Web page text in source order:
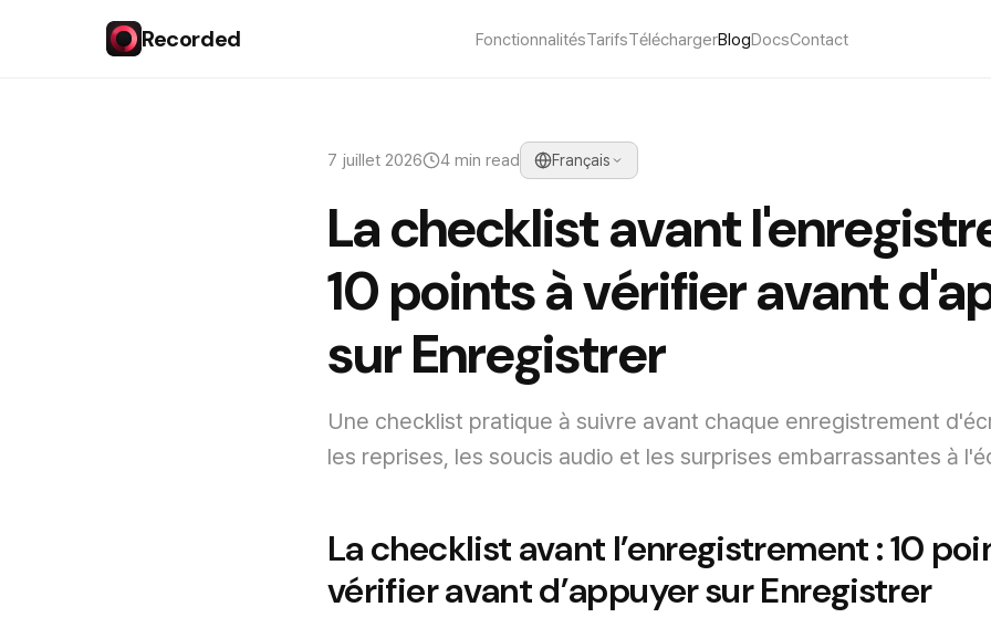
Recorded FonctionnalitésTarifsTéléchargerBlogDocsContact
7 juillet 2026 4 min read Français
La checklist avant
10 points à vérifier avant
sur Enregistrer
Une checklist pratique à suivre avant chaque enregistrement
les reprises, les soucis audio et les surprises embarrassantes à
La checklist avant l’enregistrement : 10
vérifier avant d’appuyer sur Enregistrer